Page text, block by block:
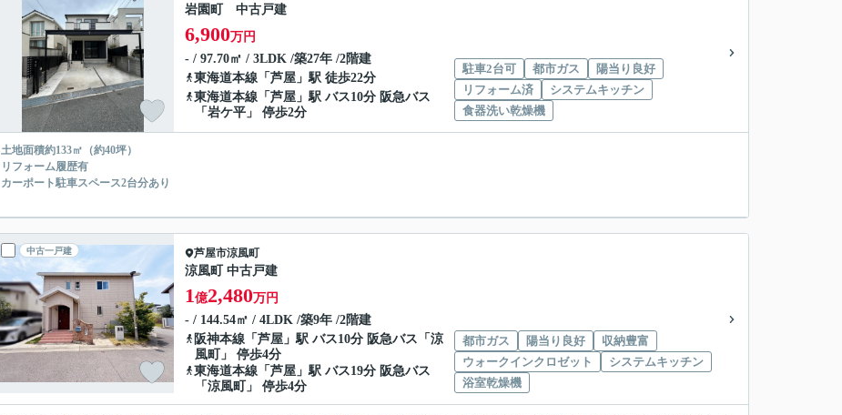
岩園町 中古戸建
6,900万円
- / 97.70㎡ / 3LDK /築27年 /2階建
東海道本線 「 芦屋 」駅 徒歩22分
東海道本線 「 芦屋 」駅 バス10分 阪急バス
「岩ケ平」 停歩2分
駐車2台可 都市ガス
陽当り良好
リフォーム済
システムキッチン
食器洗い乾燥機
土地面積約133㎡（約40坪）
リフォーム履歴有
カーポート駐車スペース2台分あり
中古一戸建 芦屋市涼風町
涼風町 中古戸建
1億2,480万円
- / 144.54㎡ / 4LDK /築9年 /2階建
阪神本線 「 芦屋 」駅 バス10分 阪急バス「涼
風町」 停歩4分
東海道本線 「 芦屋 」駅 バス19分 阪急バス
「涼風町」 停歩4分
都市ガス 陽当り良好
収納豊富
ウォークインクロゼット
システムキッチン
浴室乾燥機